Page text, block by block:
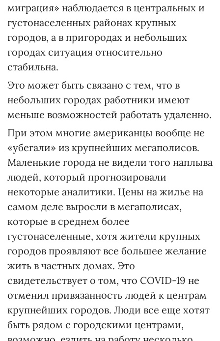
миграция» наблюдается в центральных и
густонаселенных районах крупных
городов, а в пригородах и небольших
городах ситуация относительно
стабильна.
Это может быть связано с тем, что в
небольших городах работники имеют
меньше возможностей работать удаленно.
При этом многие американцы вообще не
«убегали» из крупнейших мегаполисов.
Маленькие города не видели того наплыва
людей, который прогнозировали
некоторые аналитики. Цены на жилье на
самом деле выросли в мегаполисах,
которые в среднем более
густонаселенные, хотя жители крупных
городов проявляют все большее желание
жить в частных домах. Это
свидетельствует о том, что COVID-19 не
отменил привязанность людей к центрам
крупнейших городов. Люди все еще хотят
быть рядом с городскими центрами,